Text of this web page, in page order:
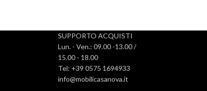
SUPPORTO ACQUISTI
Lun. - Ven.: 09.00 -13.00 /
15.00 - 18.00
Tel: +39 0575 1694933
info@mobilicasanova.it